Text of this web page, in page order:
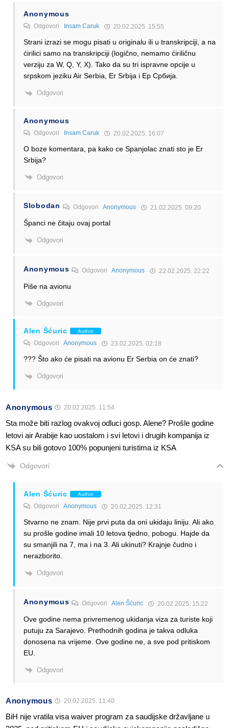
Anonymous
Odgovori Insam Caruk 20.02.2025. 15:55
Strani izrazi se mogu pisati u originalu ili u transkripciji, a na
ćirilici samo na transkripciji (logično, nemamo ćiriličnu
verziju za W, Q, Y, X). Tako da su tri ispravne opcije u
srpskom jeziku Air Serbia, Er Srbija i Ер Србија.
Odgovori
Anonymous
Odgovori Insam Caruk 20.02.2025. 16:07
O boze komentara, pa kako ce Spanjolac znati sto je Er
Srbija?
Odgovori
Slobodan Odgovori Anonymous 21.02.2025. 09:20
Španci ne čitaju ovaj portal
Odgovori
Anonymous OdgovoriAnonymous 22.02.2025. 22:22
Piše na avionu
Odgovori
Alen Šćuric Author
Odgovori Anonymous 23.02.2025. 02:18
??? Što ako će pisati na avionu Er Serbia on će znati?
Odgovori
Anonymous 20.02.2025. 11:54
Sta može biti razlog ovakvoj odluci gosp. Alene? Prošle godine
letovi air Arabije kao uostalom i svi letovi i drugih kompanija iz
KSA su bili gotovo 100% popunjeni turistima iz KSA
Odgovori
Alen Šćuric Author
Odgovori Anonymous 20.02.2025. 12:31
Stvarno ne znam. Nije prvi puta da oni ukidaju liniju. Ali ako
su prošle godine imali 10 letova tjedno, pobogu. Hajde da
su smanjili na 7, ma i na 3. Ali ukinuti? Krajnje čudno i
nerazborito.
Odgovori
Anonymous OdgovoriAlen Šćuric 20.02.2025. 15:22
Ove godine nema privremenog ukidanja viza za turiste koji
putuju za Sarajevo. Prethodnih godina je takva odluka
donosena na vrijeme. Ove godine ne, a sve pod pritiskom
EU.
Odgovori
Anonymous 20.02.2025. 11:40
BiH nije vratila visa waiver program za saudijske državljane u